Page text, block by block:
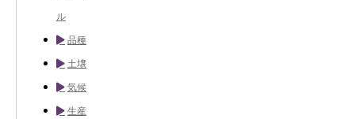
ル
品種
土壌
気候
生産